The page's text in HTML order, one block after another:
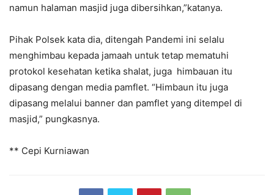
namun halaman masjid juga dibersihkan,”katanya.
Pihak Polsek kata dia, ditengah Pandemi ini selalu
menghimbau kepada jamaah untuk tetap mematuhi
protokol kesehatan ketika shalat, juga himbauan itu
dipasang dengan media pamflet. “Himbaun itu juga
dipasang melalui banner dan pamflet yang ditempel di
masjid,” pungkasnya.
** Cepi Kurniawan